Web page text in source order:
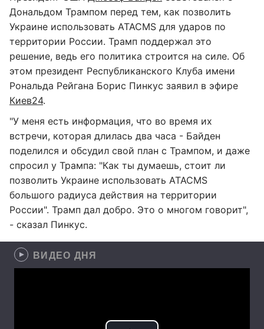
Дональдом Трампом перед тем, как позволить
Украине использовать ATACMS для ударов по
территории России. Трамп поддержал это
решение, ведь его политика строится на силе. Об
этом президент Республиканского Клуба имени
Рональда Рейгана Борис Пинкус заявил в эфире
Киев24.
"У меня есть информация, что во время их
встречи, которая длилась два часа - Байден
поделился и обсудил свой план с Трампом, и даже
спросил у Трампа: "Как ты думаешь, стоит ли
позволить Украине использовать ATACMS
большого радиуса действия на территории
России". Трамп дал добро. Это о многом говорит",
- сказал Пинкус.
ВИДЕО ДНЯ